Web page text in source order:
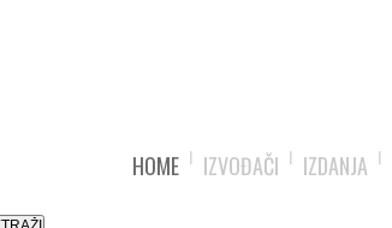
HOME IZVOĐAČI IZDANJA